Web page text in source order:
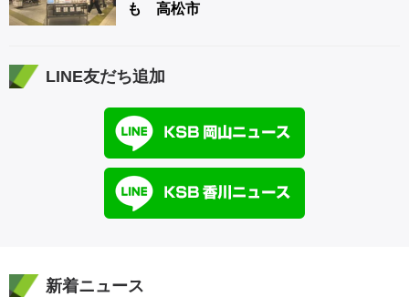
も 高松市
LINE友だち追加
新着ニュース